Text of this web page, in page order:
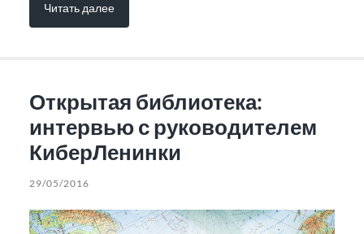
Читать далее
Открытая библиотека:
интервью с руководителем
КиберЛенинки
29/05/2016